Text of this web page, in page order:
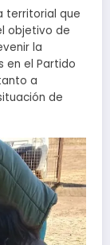
territorial que
objetivo de
la
en el Partido
a
de